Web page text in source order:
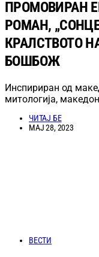
ПРОМОВИРАН
РОМАН,
КРАЛСТВОТО
БОШБОЖ
Инспириран од
митологија,
ЧИТАЈ БЕ
МАЈ 28, 2023
ВЕСТИ